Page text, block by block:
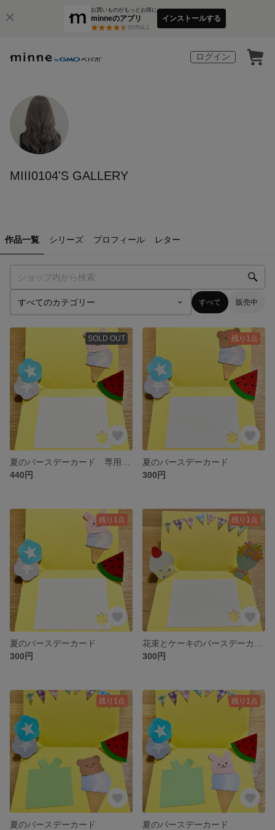
お買いものがもっとお得に
minneのアプリ
3万件以上
インストールする
ログイン
MIII0104'S GALLERY
作品一覧 シリーズ プロフィール レター
すべて 販売中
SOLD OUT
440円
残り1点
夏のバースデーカード
300円
残り1点
夏のバースデーカード
300円
残り1点
300円
残り1点
夏のバースデーカード
残り1点
夏のバースデーカード